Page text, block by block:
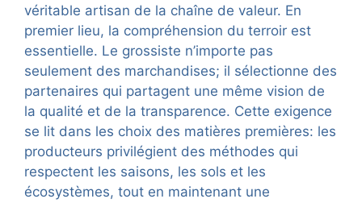
véritable artisan de la chaîne de valeur. En
premier lieu, la compréhension du terroir est
essentielle. Le grossiste n’importe pas
seulement des marchandises; il sélectionne des
partenaires qui partagent une même vision de
la qualité et de la transparence. Cette exigence
se lit dans les choix des matières premières: les
producteurs privilégient des méthodes qui
respectent les saisons, les sols et les
écosystèmes, tout en maintenant une